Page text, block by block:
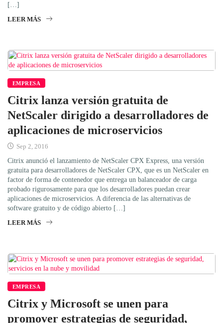
[…]
LEER MÁS
EMPRESA
Citrix lanza versión gratuita de
NetScaler dirigido a desarrolladores de
aplicaciones de microservicios
Sep 2, 2016
Citrix anunció el lanzamiento de NetScaler CPX Express, una versión
gratuita para desarrolladores de NetScaler CPX, que es un NetScaler en
factor de forma de contenedor que entrega un balanceador de carga
probado rigurosamente para que los desarrolladores puedan crear
aplicaciones de microservicios. A diferencia de las alternativas de
software gratuito y de código abierto […]
LEER MÁS
EMPRESA
Citrix y Microsoft se unen para
promover estrategias de seguridad,